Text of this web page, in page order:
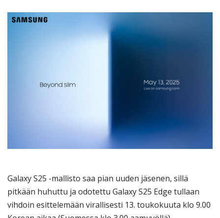
Galaxy S25 -mallisto saa pian uuden jäsenen, sillä
pitkään huhuttu ja odotettu Galaxy S25 Edge tullaan
vihdoin esittelemään virallisesti 13. toukokuuta klo 9.00